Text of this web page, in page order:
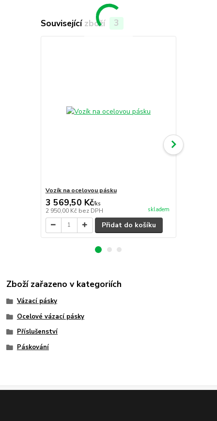
Související zboží 3
Vozík na ocelovou pásku
3 569,50 Kč/ks
2 950,00 Kč bez DPH skladem
Přidat do košíku
Zboží zařazeno v kategoriích
Vázací pásky
Ocelové vázací pásky
Příslušenství
Páskování